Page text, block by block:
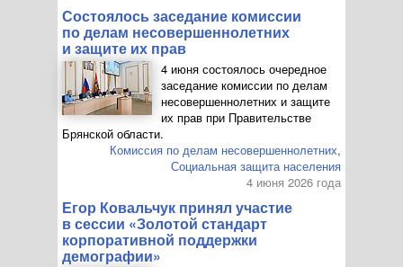
Состоялось заседание комиссии
по делам несовершеннолетних
и защите их прав
4 июня состоялось очередное
заседание комиссии по делам
несовершеннолетних и защите
их прав при Правительстве
Брянской области.
Комиссия по делам несовершеннолетних,
Социальная защита населения
4 июня 2026 года
Егор Ковальчук принял участие
в сессии «Золотой стандарт
корпоративной поддержки
демографии»